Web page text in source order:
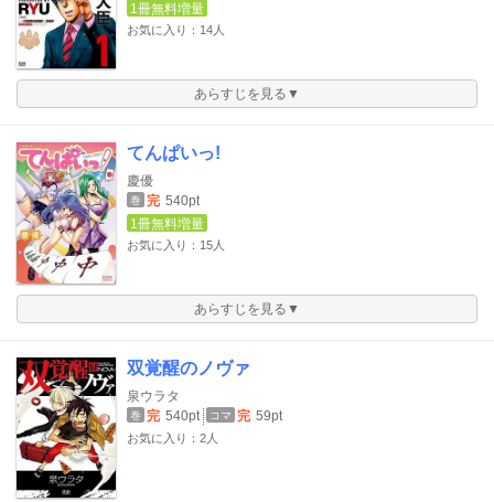
1冊無料増量
お気に入り：14人
あらすじを見る▼
てんぱいっ!
慶優
巻 完 540pt
1冊無料増量
お気に入り：15人
あらすじを見る▼
双覚醒のノヴァ
泉ウラタ
巻 完 540pt コマ 完 59pt
お気に入り：2人